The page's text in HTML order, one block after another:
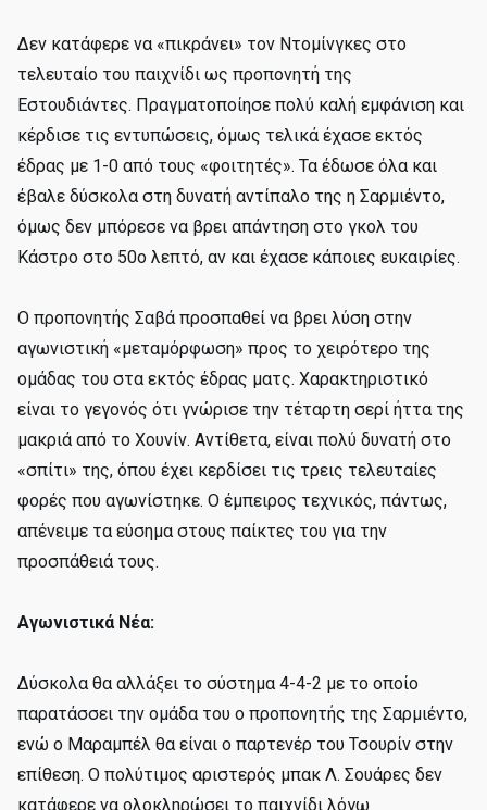
Δεν κατάφερε να «πικράνει» τον Ντομίνγκες στο
τελευταίο του παιχνίδι ως προπονητή της
Εστουδιάντες. Πραγματοποίησε πολύ καλή εμφάνιση και
κέρδισε τις εντυπώσεις, όμως τελικά έχασε εκτός
έδρας με 1-0 από τους «φοιτητές». Τα έδωσε όλα και
έβαλε δύσκολα στη δυνατή αντίπαλo της η Σαρμιέντο,
όμως δεν μπόρεσε να βρει απάντηση στο γκολ του
Κάστρο στο 50o λεπτό, αν και έχασε κάποιες ευκαιρίες.
Ο προπονητής Σαβά προσπαθεί να βρει λύση στην
αγωνιστική «μεταμόρφωση» προς το χειρότερο της
ομάδας του στα εκτός έδρας ματς. Χαρακτηριστικό
είναι το γεγονός ότι γνώρισε την τέταρτη σερί ήττα της
μακριά από το Χουνίν. Αντίθετα, είναι πολύ δυνατή στο
«σπίτι» της, όπου έχει κερδίσει τις τρεις τελευταίες
φορές που αγωνίστηκε. Ο έμπειρος τεχνικός, πάντως,
απένειμε τα εύσημα στους παίκτες του για την
προσπάθειά τους.
Αγωνιστικά Νέα:
Δύσκολα θα αλλάξει το σύστημα 4-4-2 με το οποίο
παρατάσσει την ομάδα του ο προπονητής της Σαρμιέντο,
ενώ ο Μαραμπέλ θα είναι ο παρτενέρ του Τσουρίν στην
επίθεση. Ο πολύτιμος αριστερός μπακ Λ. Σουάρες δεν
κατάφερε να ολοκληρώσει το παιχνίδι λόγω